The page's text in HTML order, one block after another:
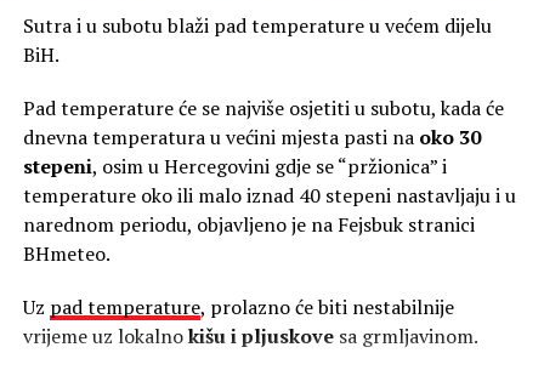
nije riječ o kratkotrajnoj pojavi. Pozitivni IOD mogao bi
trajati tokom cijele jeseni i završiti se tek početkom zime.
Istovremeno se u Tihom okeanu razvija snažan Super El
Ninjo. Najnovije analize pokazuju da su temperature
mora u dijelovima centralnog i istočnog Pacifika između
četiri i pet stepeni više od uobičajenih vrijednosti.
Hitna pomoć upozorava: Toplotni udar može biti
Još veća količina toplote nalazi se ispod površine okeana.
Na dubini do 500 metara zabilježeno je područje u kojem
Sutra i u subotu blaži pad temperature u većem dijelu
BiH.
Pad temperature će se najviše osjetiti u subotu, kada će
dnevna temperatura u većini mjesta pasti na oko 30
stepeni, osim u Hercegovini gdje se “pržionica” i
temperature oko ili malo iznad 40 stepeni nastavljaju i u
narednom periodu, objavljeno je na Fejsbuk stranici
BHmeteo.
Uz pad temperature, prolazno će biti nestabilnije
vrijeme uz lokalnokišu i pljuskovesa grmljavinom.